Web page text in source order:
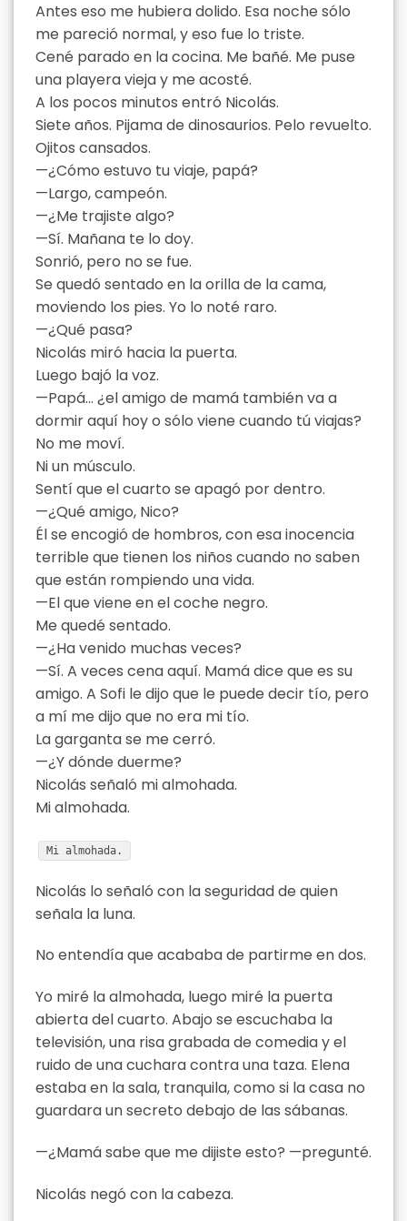
Antes eso me hubiera dolido. Esa noche sólo
me pareció normal, y eso fue lo triste.
Cené parado en la cocina. Me bañé. Me puse
una playera vieja y me acosté.
A los pocos minutos entró Nicolás.
Siete años. Pijama de dinosaurios. Pelo revuelto.
Ojitos cansados.
—¿Cómo estuvo tu viaje, papá?
—Largo, campeón.
—¿Me trajiste algo?
—Sí. Mañana te lo doy.
Sonrió, pero no se fue.
Se quedó sentado en la orilla de la cama,
moviendo los pies. Yo lo noté raro.
—¿Qué pasa?
Nicolás miró hacia la puerta.
Luego bajó la voz.
—Papá… ¿el amigo de mamá también va a
dormir aquí hoy o sólo viene cuando tú viajas?
No me moví.
Ni un músculo.
Sentí que el cuarto se apagó por dentro.
—¿Qué amigo, Nico?
Él se encogió de hombros, con esa inocencia
terrible que tienen los niños cuando no saben
que están rompiendo una vida.
—El que viene en el coche negro.
Me quedé sentado.
—¿Ha venido muchas veces?
—Sí. A veces cena aquí. Mamá dice que es su
amigo. A Sofi le dijo que le puede decir tío, pero
a mí me dijo que no era mi tío.
La garganta se me cerró.
—¿Y dónde duerme?
Nicolás señaló mi almohada.
Mi almohada.
Mi almohada.
Nicolás lo señaló con la seguridad de quien
señala la luna.
No entendía que acababa de partirme en dos.
Yo miré la almohada, luego miré la puerta
abierta del cuarto. Abajo se escuchaba la
televisión, una risa grabada de comedia y el
ruido de una cuchara contra una taza. Elena
estaba en la sala, tranquila, como si la casa no
guardara un secreto debajo de las sábanas.
—¿Mamá sabe que me dijiste esto? —pregunté.
Nicolás negó con la cabeza.